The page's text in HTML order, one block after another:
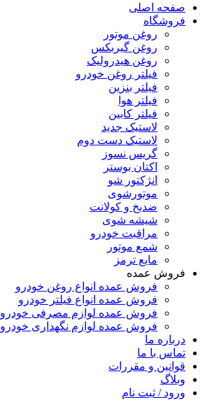
صفحه اصلی
فروشگاه
روغن موتور
روغن گیربکس
روغن هیدرولیک
فیلتر روغن خودرو
فیلتر بنزین
فیلتر هوا
فیلتر کابین
لاستیک جدید
لاستیک دست دوم
گریس نسوز
اکتان بوستر
انژکتور شو
موتورشوی
ضدیخ و کولانت
شیشه شوی
مراقبت خودرو
شمع موتور
مایع ترمز
فروش عمده
فروش عمده انواع روغن خودرو
فروش عمده انواع فیلتر خودرو
فروش عمده لوازم مصرفی خودرو
فروش عمده لوازم نگهداری خودرو
درباره ما
تماس با ما
قوانین و مقررات
وبلاگ
ورود / ثبت نام